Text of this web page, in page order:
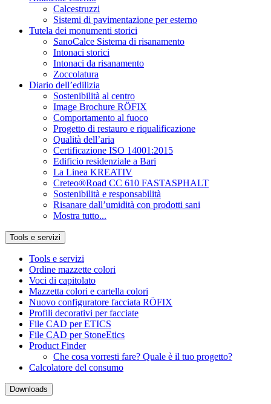
Calcestruzzi
Sistemi di pavimentazione per esterno
Tutela dei monumenti storici
SanoCalce Sistema di risanamento
Intonaci storici
Intonaci da risanamento
Zoccolatura
Diario dell’edilizia
Sostenibilità al centro
Image Brochure RÖFIX
Comportamento al fuoco
Progetto di restauro e riqualificazione
Qualità dell’aria
Certificazione ISO 14001:2015
Edificio residenziale a Bari
La Linea KREATIV
Creteo®Road CC 610 FASTASPHALT
Sostenibilità e responsabilità
Risanare dall’umidità con prodotti sani
Mostra tutto...
Tools e servizi
Tools e servizi
Ordine mazzette colori
Voci di capitolato
Mazzetta colori e cartella colori
Nuovo configuratore facciata RÖFIX
Profili decorativi per facciate
File CAD per ETICS
File CAD per StoneEtics
Product Finder
Che cosa vorresti fare? Quale è il tuo progetto?
Calcolatore del consumo
Downloads